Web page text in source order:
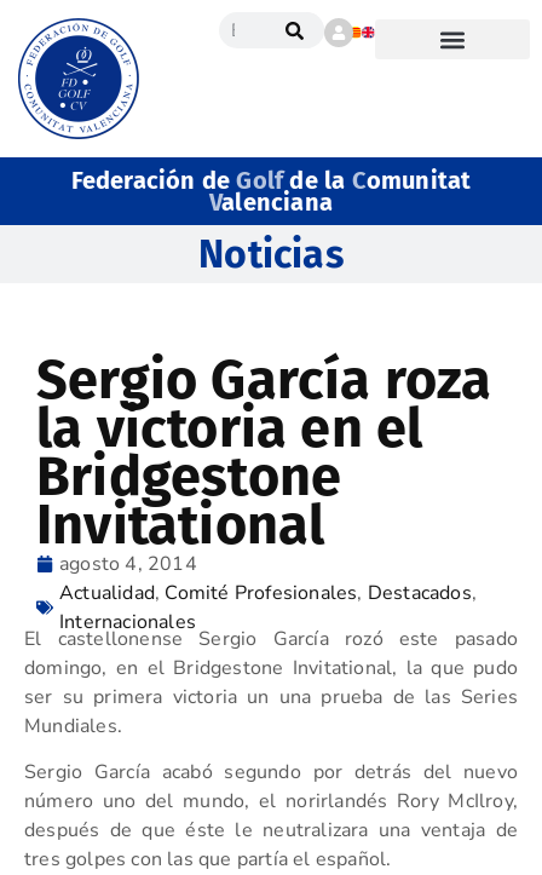
Federación deGolfde la Comunitat
Valenciana
Noticias
Sergio García roza
la victoria en el
Bridgestone
Invitational
agosto 4, 2014
Actualidad, Comité Profesionales, Destacados,
Internacionales
El castellonense Sergio García rozó este pasado
domingo, en el Bridgestone Invitational, la que pudo
ser su primera victoria un una prueba de las Series
Mundiales.
Sergio García acabó segundo por detrás del nuevo
número uno del mundo, el norirlandés Rory McIlroy,
después de que éste le neutralizara una ventaja de
tres golpes con las que partía el español.